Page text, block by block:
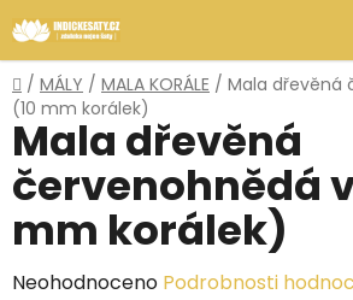
na
obsah
Domů
/ MÁLY / MALA KORÁLE / Mala dřevěná
(10 mm korálek)
Mala dřevěná
červenohnědá
mm korálek)
Průměrné
Neohodnoceno Podrobnosti